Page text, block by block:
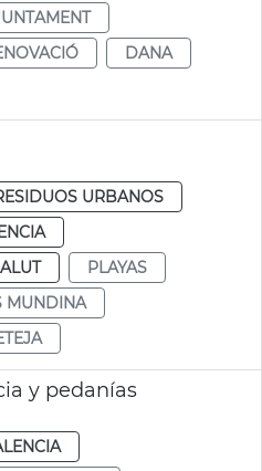
DANA
URBANOS
PLAYAS
MUNDINA
y pedanías